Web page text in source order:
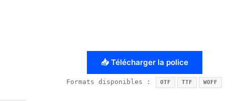
📥 Télécharger la police
Formats disponibles : OTF TTF WOFF